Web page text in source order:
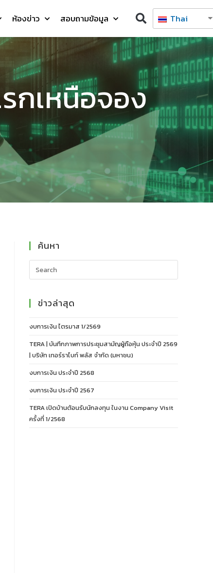
ห้องข่าว สอบถามข้อมูล Thai
กเหนือจอง
ค้นหา
ข่าวล่าสุด
งบการเงิน ไตรมาส 1/2569
TERA | บันทึกภาพการประชุมสามัญผู้ถือหุ้น ประจำปี 2569
| บริษัท เทอร์ราไบท์ พลัส จำกัด (มหาชน)
งบการเงิน ประจำปี 2568
งบการเงิน ประจำปี 2567
TERA เปิดบ้านต้อนรับนักลงทุน ในงาน Company Visit
ครั้งที่ 1/2568